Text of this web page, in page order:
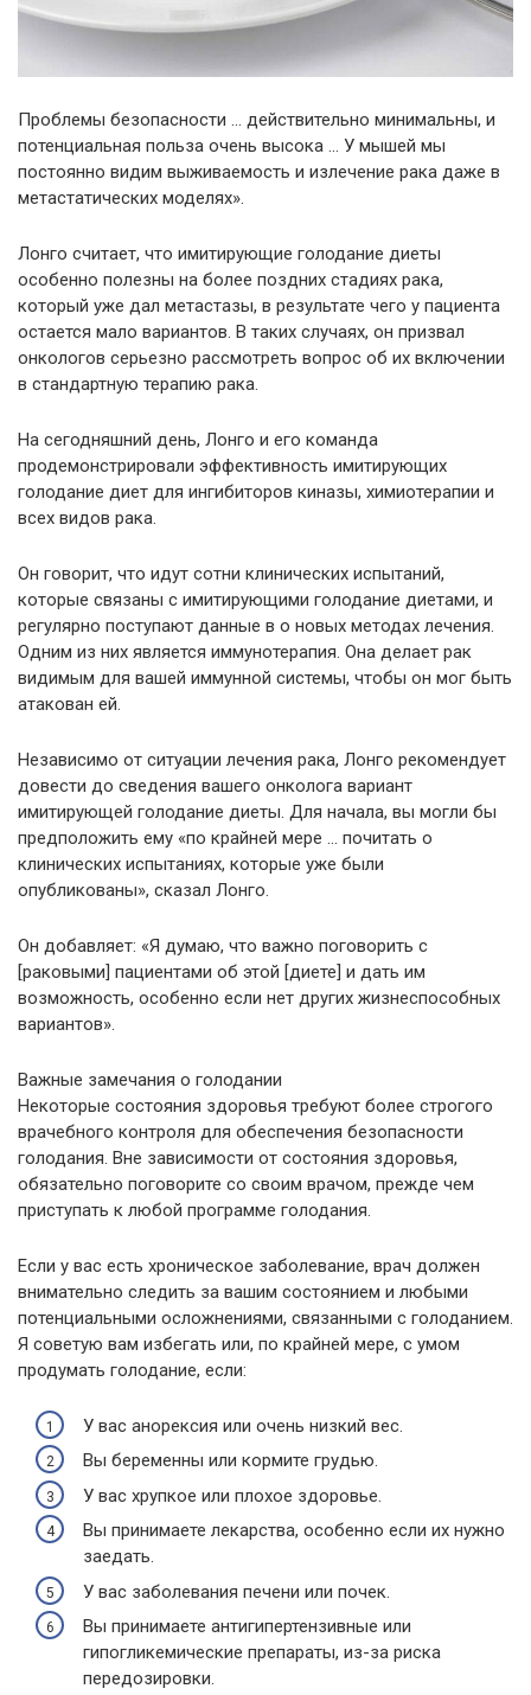
Проблемы безопасности … действительно минимальны, и
потенциальная польза очень высока … У мышей мы
постоянно видим выживаемость и излечение рака даже в
метастатических моделях».
Лонго считает, что имитирующие голодание диеты
особенно полезны на более поздних стадиях рака,
который уже дал метастазы, в результате чего у пациента
остается мало вариантов. В таких случаях, он призвал
онкологов серьезно рассмотреть вопрос об их включении
в стандартную терапию рака.
На сегодняшний день, Лонго и его команда
продемонстрировали эффективность имитирующих
голодание диет для ингибиторов киназы, химиотерапии и
всех видов рака.
Он говорит, что идут сотни клинических испытаний,
которые связаны с имитирующими голодание диетами, и
регулярно поступают данные в о новых методах лечения.
Одним из них является иммунотерапия. Она делает рак
видимым для вашей иммунной системы, чтобы он мог быть
атакован ей.
Независимо от ситуации лечения рака, Лонго рекомендует
довести до сведения вашего онколога вариант
имитирующей голодание диеты. Для начала, вы могли бы
предположить ему «по крайней мере … почитать о
клинических испытаниях, которые уже были
опубликованы», сказал Лонго.
Он добавляет: «Я думаю, что важно поговорить с
[раковыми] пациентами об этой [диете] и дать им
возможность, особенно если нет других жизнеспособных
вариантов».
Важные замечания о голодании
Некоторые состояния здоровья требуют более строгого
врачебного контроля для обеспечения безопасности
голодания. Вне зависимости от состояния здоровья,
обязательно поговорите со своим врачом, прежде чем
приступать к любой программе голодания.
Если у вас есть хроническое заболевание, врач должен
внимательно следить за вашим состоянием и любыми
потенциальными осложнениями, связанными с голоданием.
Я советую вам избегать или, по крайней мере, с умом
продумать голодание, если:
У вас анорексия или очень низкий вес.
Вы беременны или кормите грудью.
У вас хрупкое или плохое здоровье.
Вы принимаете лекарства, особенно если их нужно
заедать.
У вас заболевания печени или почек.
Вы принимаете антигипертензивные или
гипогликемические препараты, из-за риска
передозировки.